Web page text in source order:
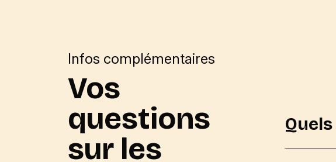
Infos complémentaires
Vos
questions
sur les